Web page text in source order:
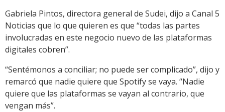
Gabriela Pintos, directora general de Sudei, dijo a Canal 5
Noticias que lo que quieren es que “todas las partes
involucradas en este negocio nuevo de las plataformas
digitales cobren”.
“Sentémonos a conciliar; no puede ser complicado”, dijo y
remarcó que nadie quiere que Spotify se vaya. “Nadie
quiere que las plataformas se vayan al contrario, que
vengan más”.